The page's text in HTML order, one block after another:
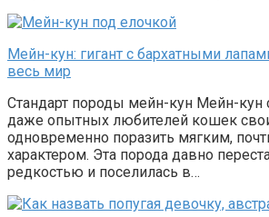
Мейн-кун: гигант с бархатными
весь мир
Стандарт породы мейн-кун Мейн-кун
даже опытных любителей кошек
одновременно поразить мягким,
характером. Эта порода давно
редкостью и поселилась в…